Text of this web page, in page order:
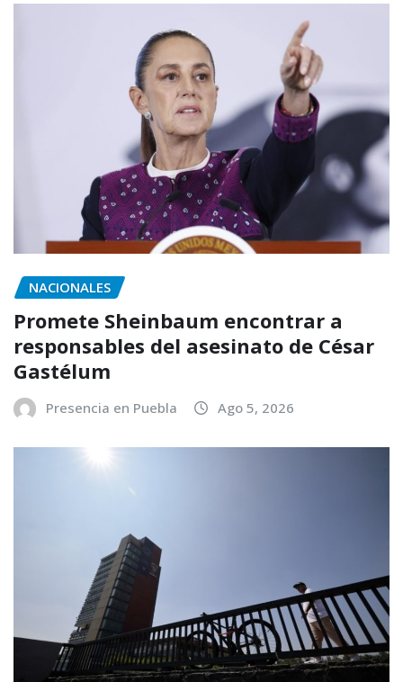
NACIONALES
Promete Sheinbaum encontrar a
responsables del asesinato de César
Gastélum
Presencia en Puebla Ago 5, 2026